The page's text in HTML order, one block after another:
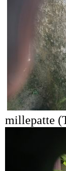
millepatte